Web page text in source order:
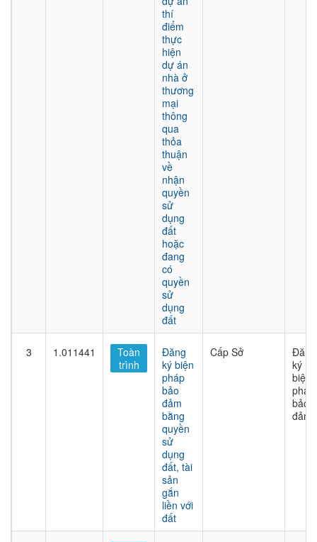
thí
điểm
thực
hiện
dự án
nhà ở
thương
mại
thông
qua
thỏa
thuận
về
nhận
quyền
sử
dụng
đất
hoặc
đang
có
quyền
sử
dụng
đất
3 1.011441
Toàn
trình
Đăng
ký biện
pháp
bảo
đảm
bằng
quyền
sử
dụng
đất, tài
sản
gắn
liền với
đất
Cấp Sở
Đăng
ký
biện
pháp
bảo
đảm